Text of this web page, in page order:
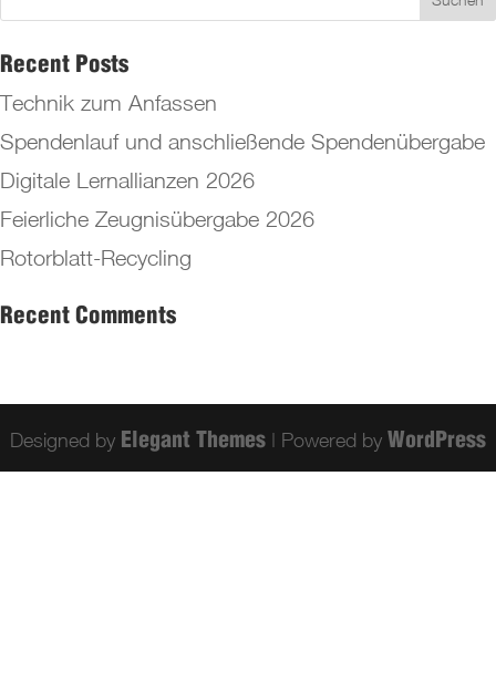
Recent Posts
Technik zum Anfassen
Spendenlauf und anschließende Spendenübergabe
Digitale Lernallianzen 2026
Feierliche Zeugnisübergabe 2026
Rotorblatt-Recycling
Recent Comments
Designed by Elegant Themes | Powered by WordPress